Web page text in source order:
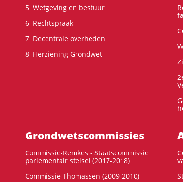
5. Wetgeving en bestuur
6. Rechtspraak
7. Decentrale overheden
8. Herziening Grondwet
Grondwets­commissies
Commissie-Remkes - Staatscommissie
parlementair stelsel (2017-2018)
Commissie-Thomassen (2009-2010)